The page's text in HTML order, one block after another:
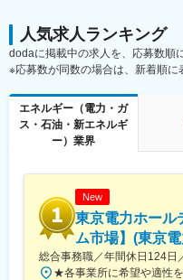
※上記は一例となってお
部門・働き方により異な
細をお伝えします。
■当社の魅力：
豊富な水資源を活用した
を開発した独自のエネル
してきた当社。地域の未
人気求人ランキング
dodaに掲載中の求人を、応募数順
※応募数が同数の場合は、新着順に
エネルギー（電力・ガ
ス・石油・新エネルギ
ー）業界
New
東京電力ホール
ム市場】(東京
総合事務職／年間休日124日